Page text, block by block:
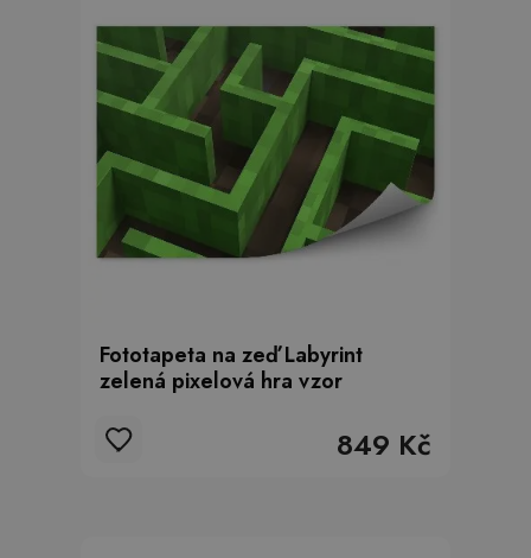
Fototapeta na zeď Labyrint
zelená pixelová hra vzor
849 Kč